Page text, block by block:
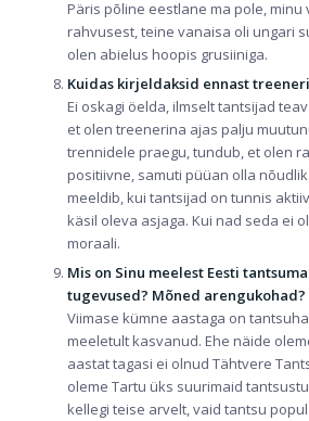
Päris põline eestlane ma pole, minu
rahvusest, teine vanaisa oli ungari
olen abielus hoopis grusiiniga.
Kuidas kirjeldaksid ennast
Ei oskagi öelda, ilmselt tantsijad
et olen treenerina ajas palju
trennidele praegu, tundub, et olen
positiivne, samuti püüan olla
meeldib, kui tantsijad on tunnis
käsil oleva asjaga. Kui nad seda ei
moraali.
Mis on Sinu meelest Eesti
tugevused? Mõned arengukohad?
Viimase kümne aastaga on
meeletult kasvanud. Ehe näide
aastat tagasi ei olnud Tähtvere
oleme Tartu üks suurimaid
kellegi teise arvelt, vaid tantsu